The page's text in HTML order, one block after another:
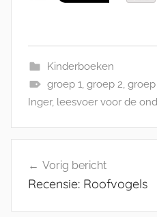
Kinderboeken
groep 1, groep 2, groep
Inger, leesvoer voor de
navigatie
Vorig bericht
Recensie: Roofvogels